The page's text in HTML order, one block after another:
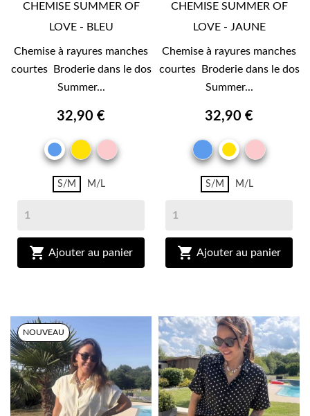
CHEMISE SUMMER OF
LOVE - BLEU
Chemise à rayures manches
courtes Broderie dans le dos
Summer...
32,90 €
BLEUJAUNEROSE
S/M M/L
 Ajouter au panier
CHEMISE SUMMER OF
LOVE - JAUNE
Chemise à rayures manches
courtes Broderie dans le dos
Summer...
32,90 €
BLEUJAUNEROSE
S/M M/L
 Ajouter au panier
NOUVEAU